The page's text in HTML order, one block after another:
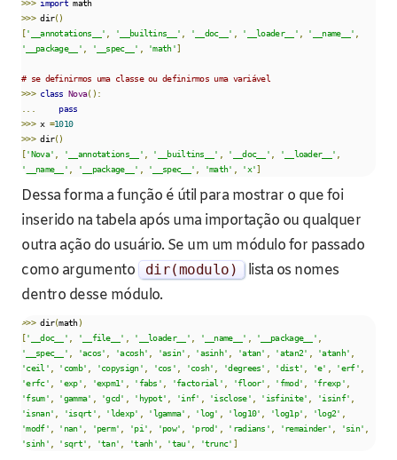
>>> import
math
>>> dir()
['__annotations__' '__builtins__' '__doc__' '__loader__' '__name__'
'__package__'
'__spec__' 'math']
# se definirmos uma classe ou definirmos uma variável
>>> class Nova():
pass
>>> x =1010
>>> dir()
['Nova' '__annotations__' '__builtins__' '__doc__' '__loader__'
'__name__'
'__package__' '__spec__' 'math' 'x']
Dessa forma a função é útil para mostrar o que foi
inserido na tabela após uma importação ou qualquer
outra ação do usuário. Se um um módulo for passado
como argumento
dir(modulo ) lista os nomes
dentro desse módulo.
>>> dir(math)
['__doc__' '__file__' '__loader__' '__name__' '__package__'
'__spec__'
'acos' 'acosh' 'asin' 'asinh' 'atan' 'atan2' 'atanh'
'ceil'
'comb' 'copysign' 'cos' 'cosh' 'degrees' 'dist' 'e' 'erf'
'erfc'
'exp' 'expm1' 'fabs' 'factorial' 'floor' 'fmod' 'frexp'
'fsum'
'gamma' 'gcd' 'hypot' 'inf' 'isclose' 'isfinite' 'isinf'
'isnan'
'isqrt' 'ldexp' 'lgamma' 'log' 'log10' 'log1p' 'log2'
'modf'
'nan' 'perm' 'pi' 'pow' 'prod' 'radians' 'remainder' 'sin'
'sinh'
'sqrt' 'tan' 'tanh' 'tau' 'trunc' ]